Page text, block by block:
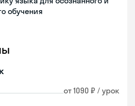
обучения
от 1090 ₽ / урок